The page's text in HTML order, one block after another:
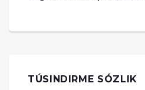
TÚSINDIRME SÓZLIK